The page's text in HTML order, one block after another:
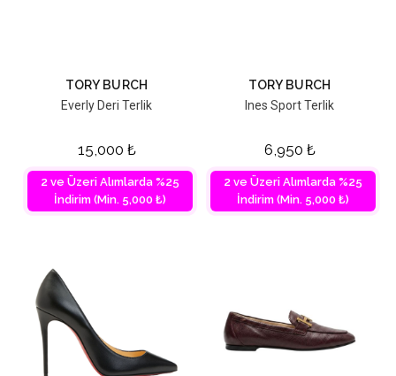
TORY BURCH
Everly Deri Terlik
15,000 ₺
2 ve Üzeri Alımlarda %25
İndirim (Min. 5,000 ₺)
TORY BURCH
Ines Sport Terlik
6,950 ₺
2 ve Üzeri Alımlarda %25
İndirim (Min. 5,000 ₺)